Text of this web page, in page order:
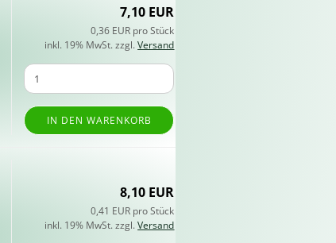
7,10 EUR
0,36 EUR pro Stück
inkl. 19% MwSt. zzgl.Versand
IN DEN WARENKORB
8,10 EUR
0,41 EUR pro Stück
inkl. 19% MwSt. zzgl.Versand